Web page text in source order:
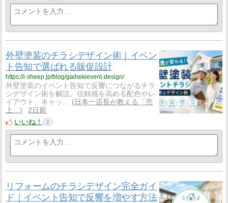
外壁塗装のチラシデザイン術｜イベン
ト告知で選ばれる販促設計
https://i-sheep.jp/blog/gaihekievent-design/
外壁塗装のイベント告知で反響につながるチラ
シデザイン術を解説。信頼感を高める配色やレ
イアウト、キャッ…
日本一店長が教える「売
上…
2日前
いいね！
2
リフォームのチラシデザイン完全ガイ
ド｜イベント告知で反響を増やす方法